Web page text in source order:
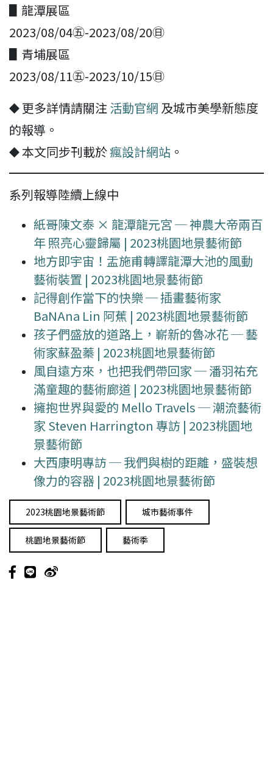
▋龍潭展區
2023/08/04㊄-2023/08/20㊐
▋青埔展區
2023/08/11㊄-2023/10/15㊐
⯁ 更多詳情請關注 活動官網 及城市美學新態度
的報導。
⯁ 本文同步刊載於瘋設計網站 。
系列報導陸續上線中
紙哥陳文泰 × 龍潭龍元宮 ─ 神農大帝兩百
年 照亮心靈歸屬 | 2023桃園地景藝術節
地方即宇宙！盂施甫轉譯龍潭大池的風動
藝術裝置 | 2023桃園地景藝術節
記得創作當下的快樂 ─ 插畫藝術家
BaNAna Lin 阿蕉 | 2023桃園地景藝術節
孩子們盛放的道路上，嶄新的魯冰花 ─ 藝
術家蘇盈蓁 | 2023桃園地景藝術節
風自遠方來，也把我們帶回家 ─ 潘羽祐充
滿童趣的藝術廊道 | 2023桃園地景藝術節
擁抱世界與愛的 Mello Travels ─ 潮流藝術
家 Steven Harrington 專訪 | 2023桃園地
景藝術節
大西康明專訪 ─ 我們與樹的距離，盛裝想
像力的容器 | 2023桃園地景藝術節
2023桃園地景藝術節 城市藝術事件
桃園地景藝術節 藝術季